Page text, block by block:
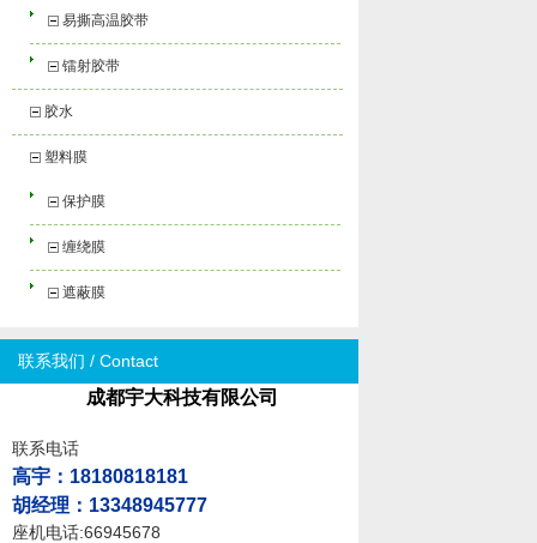
易撕高温胶带
镭射胶带
胶水
塑料膜
保护膜
缠绕膜
遮蔽膜
联系我们 / Contact
成都宇大科技有限公司
联系电话
高宇 ：18180818181
胡经理：13348945777
座机电话:66945678